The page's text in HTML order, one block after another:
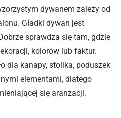
dywanem zależy od
Gładki dywan jest
sprawdza się tam, gdzie
kolorów lub faktur.
dla kanapy, stolika, poduszek
elementami, dlatego
się aranżacji.